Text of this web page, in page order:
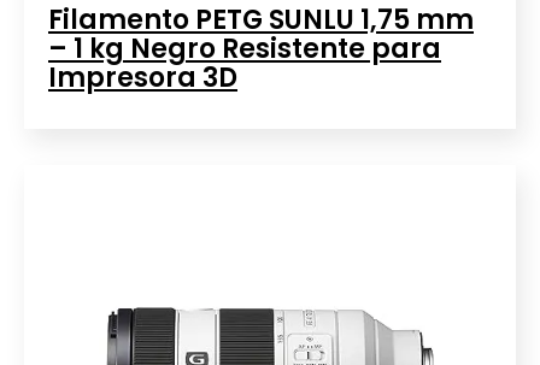
Filamento PETG SUNLU 1,75 mm
– 1 kg Negro Resistente para
Impresora 3D